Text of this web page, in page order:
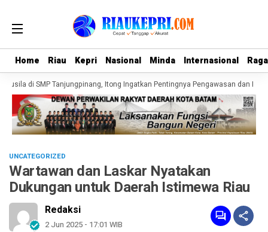
Home Riau Kepri Nasional Minda Internasional
Home Riau Kepri Nasional Minda Internasional
di SMP Tanjungpinang, Itong Ingatkan Pentingnya Pengawasan dan
UNCATEGORIZED
Wartawan dan Laskar Nyatakan
Dukungan untuk Daerah Istimewa Riau
Redaksi
2 Jun 2025 - 17:01 WIB